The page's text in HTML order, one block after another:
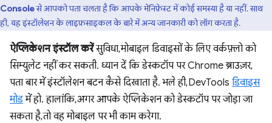
Consoleसे आपको पता चलता है कि आपके मेनिफ़ेस्ट में कोई समस्या है या नहीं. साथ
ही, यह इंस्टॉलेशन के लाइफ़साइकल के बारे में अन्य जानकारी को लॉग करता है.
ऐप्लिकेशन इंस्टॉल करेंसुविधा, मोबाइल डिवाइसों के लिए वर्कफ़्लो को
सिम्युलेट नहीं कर सकती. ध्यान दें कि डेस्कटॉप पर Chrome ब्राउज़र,
पता बार में इंस्टॉलेशन बटन कैसे दिखाता है. भले ही, DevTools डिवाइस
मोडमें हो. हालांकि, अगर आपके ऐप्लिकेशन को डेस्कटॉप पर जोड़ा जा
सकता है, तो वह मोबाइल पर भी काम करेगा.